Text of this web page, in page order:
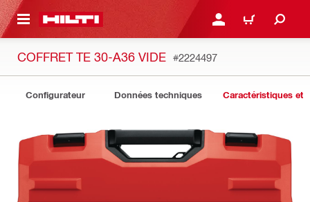
CONTENT CONNEXION OU
PANIER
COFFRET TE 30-A36 VIDE #2224497
Configurateur Données techniques Caractéristiques et